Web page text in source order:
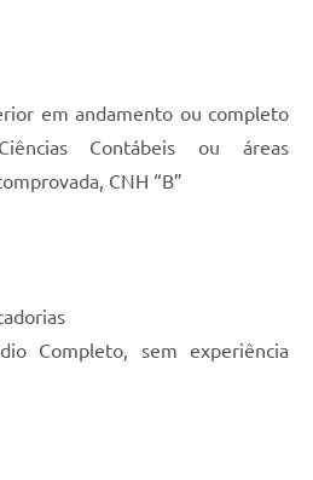
em andamento ou completo
Contábeis ou áreas
CNH “B”
Completo, sem experiência